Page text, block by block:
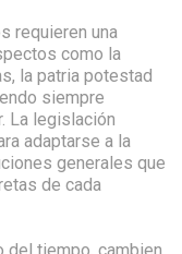
requieren una
como la
la patria potestad
siempre
La legislación
adaptarse a la
generales que
de cada